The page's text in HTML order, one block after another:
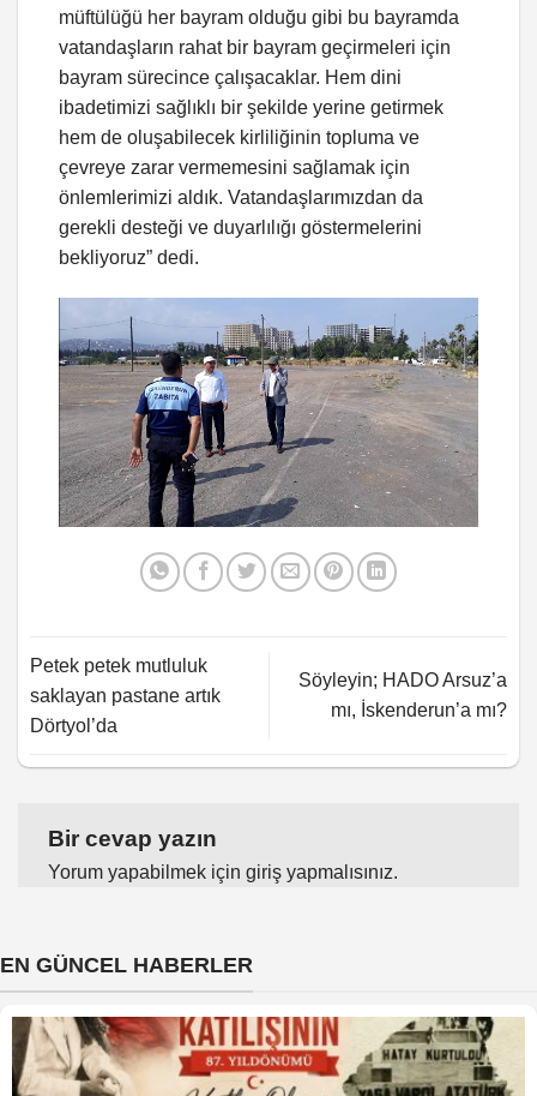
müftülüğü her bayram olduğu gibi bu bayramda
vatandaşların rahat bir bayram geçirmeleri için
bayram sürecince çalışacaklar. Hem dini
ibadetimizi sağlıklı bir şekilde yerine getirmek
hem de oluşabilecek kirliliğinin topluma ve
çevreye zarar vermemesini sağlamak için
önlemlerimizi aldık. Vatandaşlarımızdan da
gerekli desteği ve duyarlılığı göstermelerini
bekliyoruz” dedi.
Petek petek mutluluk
saklayan pastane artık
Dörtyol’da
Söyleyin; HADO Arsuz’a
mı, İskenderun’a mı?
Bir cevap yazın
Yorum yapabilmek için giriş yapmalısınız.
EN GÜNCEL HABERLER